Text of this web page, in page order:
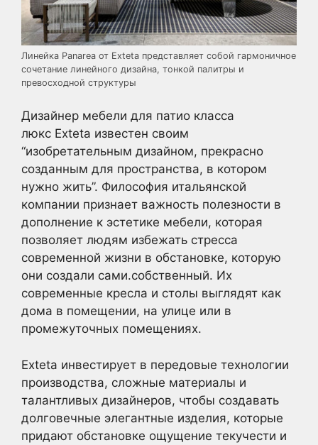
Линейка Panarea от Exteta представляет собой гармоничное
сочетание линейного дизайна, тонкой палитры и
превосходной структуры
Дизайнер мебели для патио класса
люкс Exteta известен своим
“изобретательным дизайном, прекрасно
созданным для пространства, в котором
нужно жить”. Философия итальянской
компании признает важность полезности в
дополнение к эстетике мебели, которая
позволяет людям избежать стресса
современной жизни в обстановке, которую
они создали сами.собственный. Их
современные кресла и столы выглядят как
дома в помещении, на улице или в
промежуточных помещениях.
Exteta инвестирует в передовые технологии
производства, сложные материалы и
талантливых дизайнеров, чтобы создавать
долговечные элегантные изделия, которые
придают обстановке ощущение текучести и